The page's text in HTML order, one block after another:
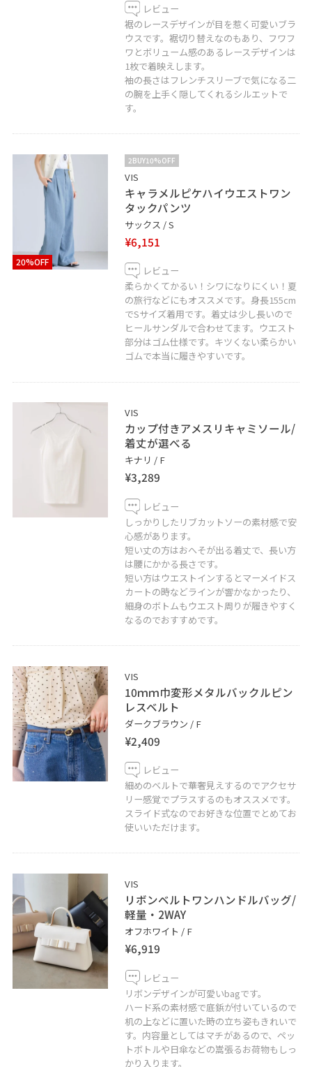
LINEでららぽーと横浜VISスタッフにご相談は【友だち追
レビュー
裾のレースデザインが目を惹く可愛いブラ
ウスです。裾切り替えなのもあり、フワフ
ワとボリューム感のあるレースデザインは
1枚で着映えします。
袖の長さはフレンチスリーブで気になる二
の腕を上手く隠してくれるシルエットで
す。
20%OFF
2BUY10%OFF
VIS
キャラメルピケハイウエストワン
タックパンツ
サックス / S
¥6,151
レビュー
柔らかくてかるい！シワになりにくい！夏
の旅行などにもオススメです。身長155cm
でSサイズ着用です。着丈は少し長いので
ヒールサンダルで合わせてます。ウエスト
部分はゴム仕様です。キツくない柔らかい
ゴムで本当に履きやすいです。
VIS
カップ付きアメスリキャミソール/
着丈が選べる
キナリ / F
¥3,289
レビュー
しっかりしたリブカットソーの素材感で安
心感があります。
短い丈の方はおへそが出る着丈で、長い方
は腰にかかる長さです。
短い方はウエストインするとマーメイドス
カートの時などラインが響かなかったり、
細身のボトムもウエスト周りが履きやすく
なるのでおすすめです。
VIS
10ｍｍ巾変形メタルバックルピン
レスベルト
ダークブラウン / F
¥2,409
レビュー
細めのベルトで華奢見えするのでアクセサ
リー感覚でプラスするのもオススメです。
スライド式なのでお好きな位置でとめてお
使いいただけます。
VIS
リボンベルトワンハンドルバッグ/
軽量・2WAY
オフホワイト / F
¥6,919
レビュー
リボンデザインが可愛いbagです。
ハード系の素材感で底鋲が付いているので
机の上などに置いた時の立ち姿もきれいで
す。内容量としてはマチがあるので、ペッ
トボトルや日傘などの嵩張るお荷物もしっ
かり入ります。